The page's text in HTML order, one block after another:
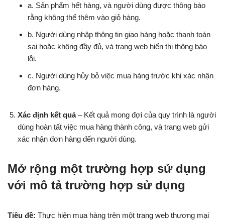
a. Sản phẩm hết hàng, và người dùng được thông báo
rằng không thể thêm vào giỏ hàng.
b. Người dùng nhập thông tin giao hàng hoặc thanh toán
sai hoặc không đầy đủ, và trang web hiển thị thông báo
lỗi.
c. Người dùng hủy bỏ việc mua hàng trước khi xác nhận
đơn hàng.
Xác định kết quả– Kết quả mong đợi của quy trình là người
dùng hoàn tất việc mua hàng thành công, và trang web gửi
xác nhận đơn hàng đến người dùng.
Mở rộng một trường hợp sử dụng
với mô tả trường hợp sử dụng
Tiêu đề: Thực hiện mua hàng trên một trang web thương mại